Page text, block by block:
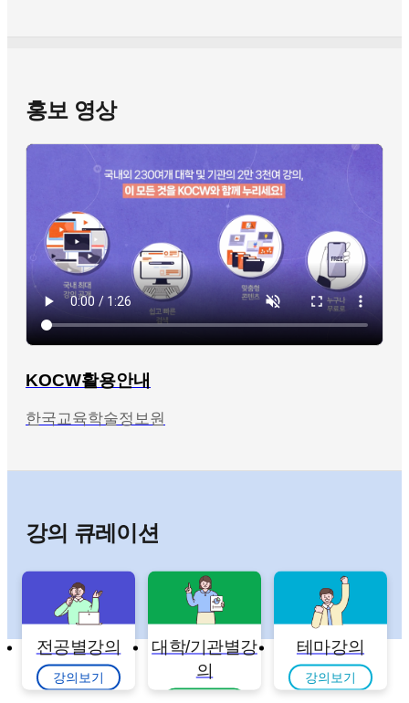
홍보 영상
KOCW활용안내
한국교육학술정보원
강의 큐레이션
전공별강의
강의보기
대학/기관별강
의
테마강의
강의보기